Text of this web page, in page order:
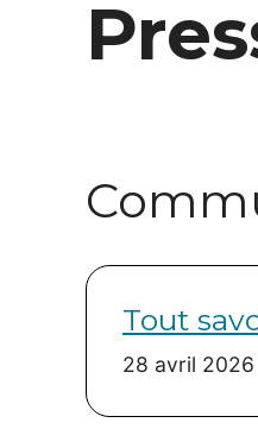
Tout
28 avril 2026